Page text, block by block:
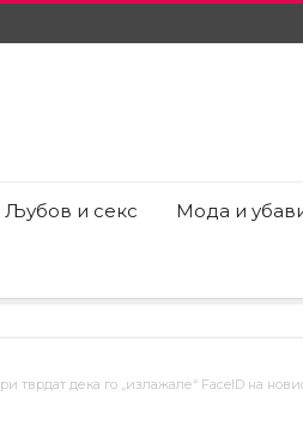
Љубов и секс Мода и
тврдат дека го „излажале“ FaceID на